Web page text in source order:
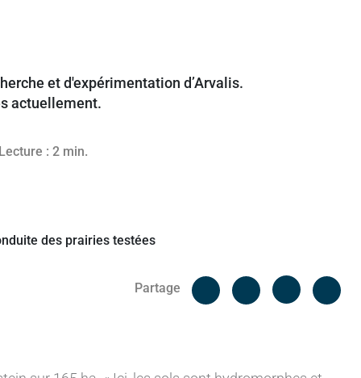
et d'expérimentation d’Arvalis.
actuellement.
Lecture : 2 min.
Partage
Facebook